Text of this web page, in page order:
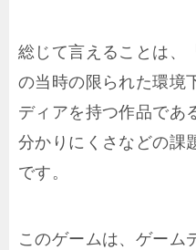
総じて言えることは、
の当時の限られた環境
ディアを持つ作品であ
分かりにくさなどの課
です。
このゲームは、ゲーム